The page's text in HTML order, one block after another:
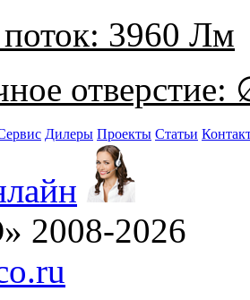
3960 Лм
отверстие:
Дилеры Проекты Статьи
2008-2026